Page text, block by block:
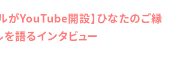
がYouTube開設】ひなたのご縁
語るインタビュー